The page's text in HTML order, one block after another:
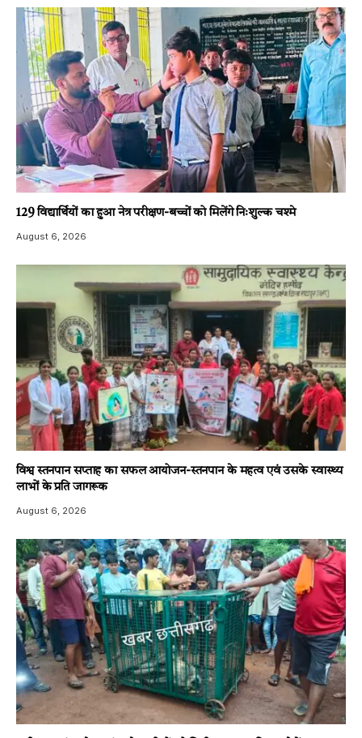
129 विद्यार्थियों का हुआ नेत्र परीक्षण-बच्चों को मिलेंगे निःशुल्क चश्मे
August 6, 2026
विश्व स्तनपान सप्ताह का सफल आयोजन-स्तनपान के महत्व एवं उसके स्वास्थ्य
लाभों के प्रति जागरूक
August 6, 2026